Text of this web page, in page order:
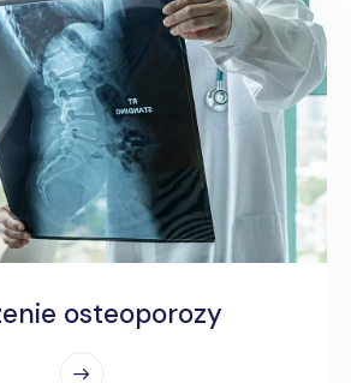
osteoporozy